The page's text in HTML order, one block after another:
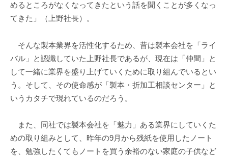
めるところがなくなってきたという話を聞くことが多くなっ
てきた」（上野社長）。
そんな製本業界を活性化するため、昔は製本会社を「ライ
バル」と認識していた上野社長であるが、現在は「仲間」と
して一緒に業界を盛り上げていくために取り組んでいるとい
う。そして、その使命感が「製本・折加工相談センター」と
いうカタチで現れているのだろう。
また、同社では製本会社を「魅力」ある業界にしていくた
めの取り組みとして、昨年の9月から残紙を使用したノート
を、勉強したくてもノートを買う余裕のない家庭の子供など